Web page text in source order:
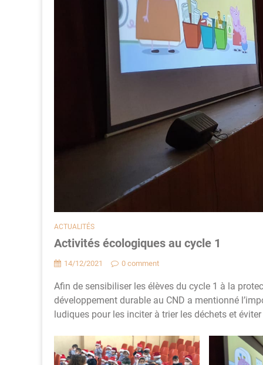
ACTUALITÉS
Activités écologiques au cycle 1
14/12/2021 0 comment
Afin de sensibiliser les élèves du cycle 1 à la
développement durable au CND a mentionné
ludiques pour les inciter à trier les déchets et